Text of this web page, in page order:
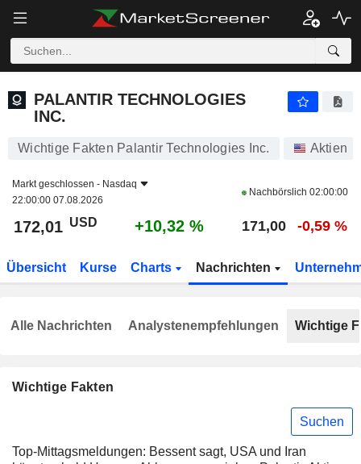
PALANTIR TECHNOLOGIES
INC.
Wichtige Fakten Palantir Technologies Inc. Aktien
Markt geschlossen - Nasdaq
22:00:00 07.08.2026
Nachbörslich 02:00:00
172,01 USD +10,32 % 171,00 -0,59 %
Übersicht Kurse Charts Nachrichten
Wichtige Fakten
Suchen
Top-Mittagsmeldungen: Bessent sagt, USA und Iran
Alle Nachrichten Analystenempfehlungen Wichtige